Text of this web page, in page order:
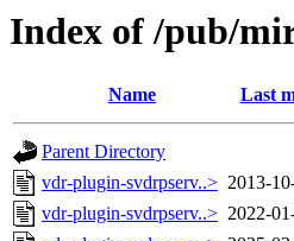
Index of /pub/
Name Last
Parent Directory
vdr-plugin-svdrpserv..> 2013-
vdr-plugin-svdrpserv..> 2022-